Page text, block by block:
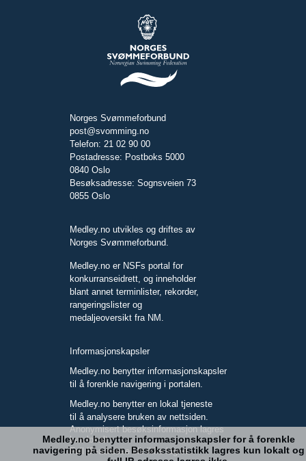
Norges Svømmeforbund
post@svomming.no
Telefon: 21 02 90 00
Postadresse: Postboks 5000
0840 Oslo
Besøksadresse: Sognsveien 73
0855 Oslo
Medley.no utvikles og driftes av
Norges Svømmeforbund.
Medley.no er NSFs portal for
konkurranseidrett, og inneholder
blant annet terminlister, rekorder,
rangeringslister og
medaljeoversikt fra NM.
Informasjonskapsler
Medley.no benytter informasjonskapsler
til å forenkle navigering i portalen.
Medley.no benytter en lokal tjeneste
til å analysere bruken av nettsiden.
Anonymisert besøksinformasjon lagres
kun lokalt.
Full IP-adresse blir ikke lagret.
Medley.no benytter informasjonskapsler for å forenkle
navigering på siden. Besøksstatistikk lagres kun lokalt og